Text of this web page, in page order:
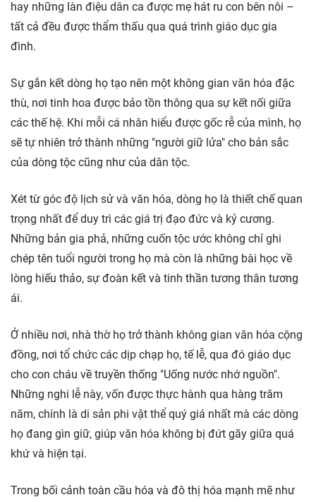
hay những làn điệu dân ca được mẹ hát ru con bên nôi –
tất cả đều được thẩm thấu qua quá trình giáo dục gia
đình.
Sự gắn kết dòng họ tạo nên một không gian văn hóa đặc
thù, nơi tinh hoa được bảo tồn thông qua sự kết nối giữa
các thế hệ. Khi mỗi cá nhân hiểu được gốc rễ của mình, họ
sẽ tự nhiên trở thành những "người giữ lửa" cho bản sắc
của dòng tộc cũng như của dân tộc.
Xét từ góc độ lịch sử và văn hóa, dòng họ là thiết chế quan
trọng nhất để duy trì các giá trị đạo đức và kỷ cương.
Những bản gia phả, những cuốn tộc ước không chỉ ghi
chép tên tuổi người trong họ mà còn là những bài học về
lòng hiếu thảo, sự đoàn kết và tinh thần tương thân tương
ái.
Ở nhiều nơi, nhà thờ họ trở thành không gian văn hóa cộng
đồng, nơi tổ chức các dịp chạp họ, tế lễ, qua đó giáo dục
cho con cháu về truyền thống "Uống nước nhớ nguồn".
Những nghi lễ này, vốn được thực hành qua hàng trăm
năm, chính là di sản phi vật thể quý giá nhất mà các dòng
họ đang gìn giữ, giúp văn hóa không bị đứt gãy giữa quá
khứ và hiện tại.
Trong bối cảnh toàn cầu hóa và đô thị hóa mạnh mẽ như